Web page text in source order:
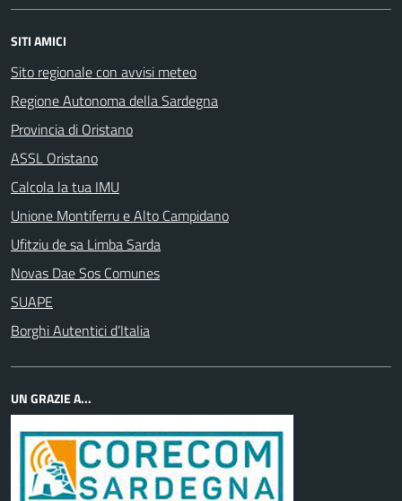
SITI AMICI
Sito regionale con avvisi meteo
Regione Autonoma della Sardegna
Provincia di Oristano
ASSL Oristano
Calcola la tua IMU
Unione Montiferru e Alto Campidano
Ufitziu de sa Limba Sarda
Novas Dae Sos Comunes
SUAPE
Borghi Autentici d’Italia
UN GRAZIE A...